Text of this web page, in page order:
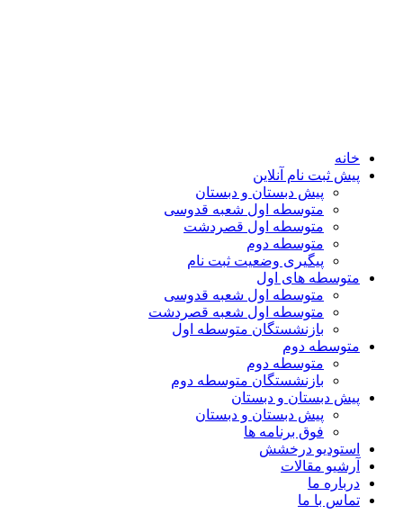
خانه
پیش ثبت نام آنلاین
پیش دبستان و دبستان
متوسطه اول شعبه قدوسی
متوسطه اول قصردشت
متوسطه دوم
پیگیری وضعیت ثبت نام
متوسطه های اول
متوسطه اول شعبه قدوسی
متوسطه اول شعبه قصردشت
بازنشستگان متوسطه اول
متوسطه دوم
متوسطه دوم
بازنشستگان متوسطه دوم
پیش دبستان و دبستان
پیش دبستان و دبستان
فوق برنامه ها
استودیو درخشش
آرشیو مقالات
درباره ما
تماس با ما